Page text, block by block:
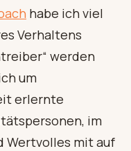
habe ich viel
Verhaltens
werden
um
erlernte
im
Wertvolles mit auf